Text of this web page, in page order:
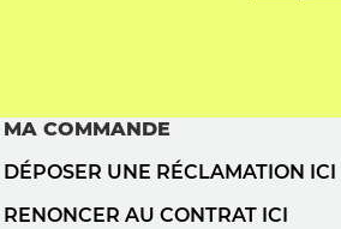
MA COMMANDE
DÉPOSER UNE RÉCLAMATION ICI
RENONCER AU CONTRAT ICI